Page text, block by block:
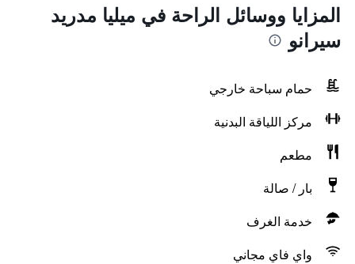
المزايا ووسائل الراحة في ميليا مدريد
سيرانو
حمام سباحة خارجي
مركز اللياقة البدنية
مطعم
بار / صالة
خدمة الغرف
واي فاي مجاني